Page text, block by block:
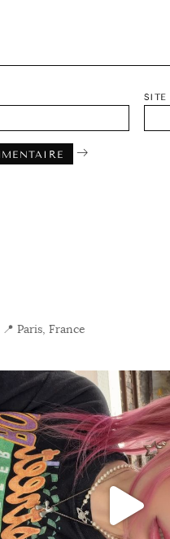
SITE
📍 Paris, France